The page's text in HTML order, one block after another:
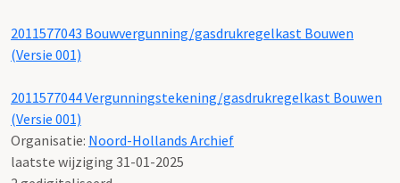
2011577043 Bouwvergunning/gasdrukregelkast Bouwen
(Versie 001)
2011577044 Vergunningstekening/gasdrukregelkast Bouwen
(Versie 001)
Organisatie: Noord-Hollands Archief
laatste wijziging 31-01-2025